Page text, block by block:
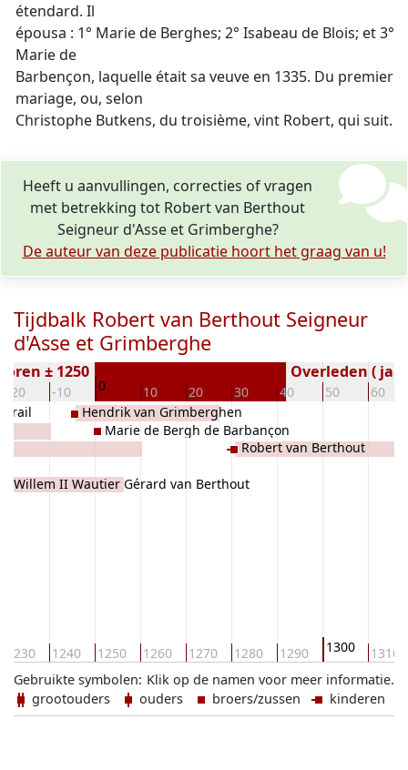
étendard. Il
épousa : 1° Marie de Berghes; 2° Isabeau de Blois; et 3°
Marie de
Barbençon, laquelle était sa veuve en 1335. Du premier
mariage, ou, selon
Christophe Butkens, du troisième, vint Robert, qui suit.
Heeft u aanvullingen, correcties of vragen
met betrekking tot Robert van Berthout
Seigneur d'Asse et Grimberghe?
De auteur van deze publicatie hoort het graag van u!
Tijdbalk Robert van Berthout Seigneur
d'Asse et Grimberghe
-20 -10 0 10 20 30 40 50 60
± 1250 Overleden (
1230 1240 1250 1260 1270 1280 1290 1300 1310
Willem II Wautier Gérard van Berthout
Hendrik van Grimberghen
Marie de Bergh de Barbançon
Robert van Berthout
Klik op de namen voor meer informatie.
Gebruikte symbolen:
grootouders
ouders broers/zussen kinderen